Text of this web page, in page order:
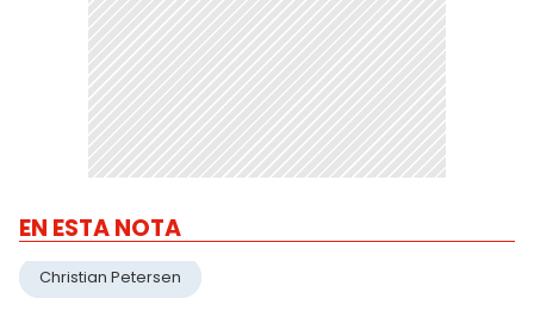
EN ESTA NOTA
Christian Petersen